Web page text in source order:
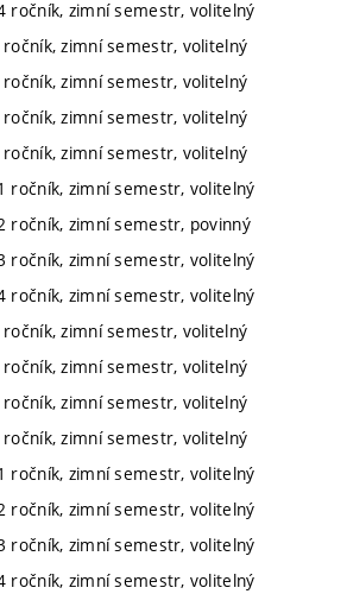
ročník, zimní semestr, volitelný
zimní semestr, volitelný
zimní semestr, volitelný
zimní semestr, volitelný
zimní semestr, volitelný
ročník, zimní semestr, volitelný
ročník, zimní semestr, povinný
ročník, zimní semestr, volitelný
ročník, zimní semestr, volitelný
zimní semestr, volitelný
zimní semestr, volitelný
zimní semestr, volitelný
zimní semestr, volitelný
ročník, zimní semestr, volitelný
ročník, zimní semestr, volitelný
ročník, zimní semestr, volitelný
ročník, zimní semestr, volitelný